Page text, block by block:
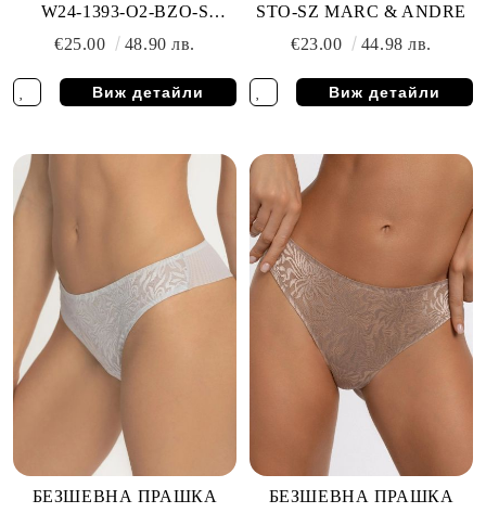
W24-1393-O2-BZO-S
MARC & ANDRE
€25.00 48.90 лв.
Виж детайли
STO-SZ MARC & ANDRE
€23.00
44.98 лв.
Виж детайли
БЕЗШЕВНА ПРАШКА
БЕЗШЕВНА ПРАШКА